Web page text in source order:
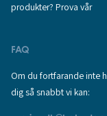
produkter? Prova vår
FAQ
Om du fortfarande inte
dig så snabbt vi kan: